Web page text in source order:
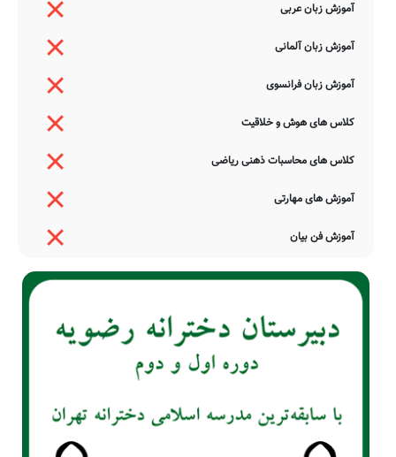
آموزش زبان عربی
آموزش زبان آلمانی
آموزش زبان فرانسوی
کلاس های هوش و خلاقیت
کلاس های محاسبات ذهنی ریاضی
آموزش های مهارتی
آموزش فن بیان